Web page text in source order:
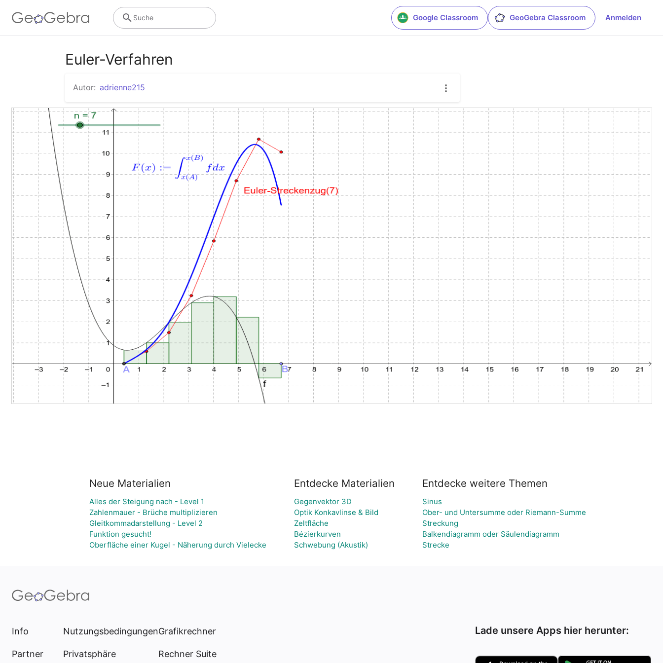
Google Classroom GeoGebra Classroom Anmelden
Suche
Euler-Verfahren
Autor: adrienne215
Neue Materialien
Alles der Steigung nach - Level 1
Zahlenmauer - Brüche multiplizieren
Gleitkommadarstellung - Level 2
Funktion gesucht!
Oberfläche einer Kugel - Näherung durch Vielecke
Entdecke Materialien
Gegenvektor 3D
Optik Konkavlinse & Bild
Zeltfläche
Bézierkurven
Schwebung (Akustik)
Entdecke weitere Themen
Sinus
Ober- und Untersumme oder Riemann-Summe
Streckung
Balkendiagramm oder Säulendiagramm
Strecke
Info
Partner
Nutzungsbedingungen
Privatsphäre
Grafikrechner
Rechner Suite
Lade unsere Apps hier herunter: